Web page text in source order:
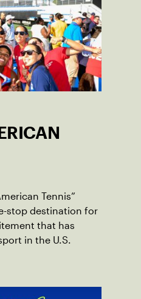
Tennis”
stop destination for
that has
in the U.S.